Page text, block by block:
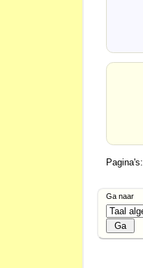
Pagina's:
Ga naar